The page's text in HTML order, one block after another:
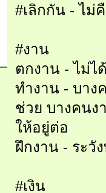
#เลิกกัน - ไม่
#งาน
ตกงาน - ไม่ไ
ทำงาน - บาง
ช่วย บางคน
ให้อยู่ต่อ
ฝึกงาน - ระวั
#เงิน